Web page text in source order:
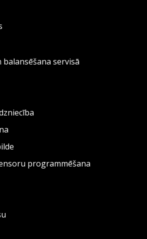
servisā
programmēšana